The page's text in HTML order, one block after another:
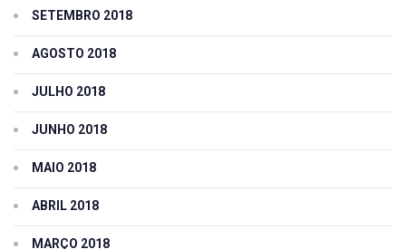
SETEMBRO 2018
AGOSTO 2018
JULHO 2018
JUNHO 2018
MAIO 2018
ABRIL 2018
MARÇO 2018